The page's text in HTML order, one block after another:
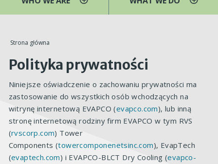
You
are
here
Strona główna
Polityka prywatności
Niniejsze oświadczenie o zachowaniu prywatności ma
zastosowanie do wszystkich osób wchodzących na
witrynę internetową EVAPCO (evapco.com), lub inną
stronę internetową rodziny firm EVAPCO w tym RVS
(rvscorp.com) Tower
Components (towercomponenetsinc.com), EvapTech
(evaptech.com) i EVAPCO-BLCT Dry Cooling (evapco-